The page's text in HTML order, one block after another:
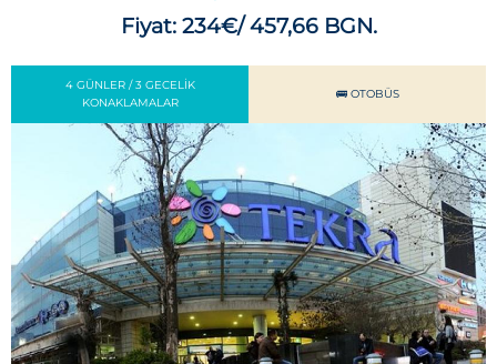
Fiyat: 234€/ 457,66 BGN.
4 GÜNLER / 3 GECELIK
KONAKLAMALAR
🚌 OTOBÜS